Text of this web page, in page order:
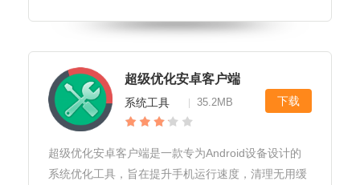
扰的环境下，轻松管理日常物流业务，提升工作效
率。货先生无广告版软件亮点1.无
超级优化安卓客户端
系统工具 35.2MB 下载
超级优化安卓客户端是一款专为Android设备设计的
系统优化工具，旨在提升手机运行速度，清理无用缓